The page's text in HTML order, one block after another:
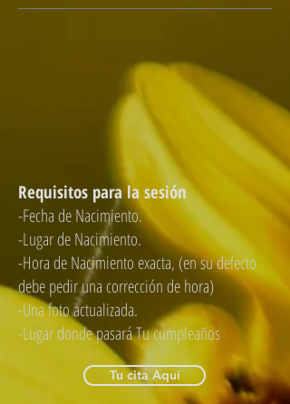
Requisitos para la sesión
-Fecha de Nacimiento.
-Lugar de Nacimiento.
-Hora de Nacimiento exacta, (en su defecto
debe pedir una corrección de hora)
-Una foto actualizada.
-Lugar donde pasará Tu cumpleaños
Tu cita Aqui